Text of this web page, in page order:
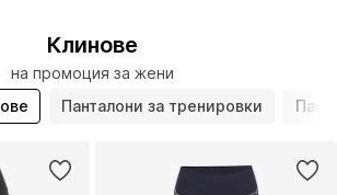
Клинове
на промоция за жени
Панталони за тренировки